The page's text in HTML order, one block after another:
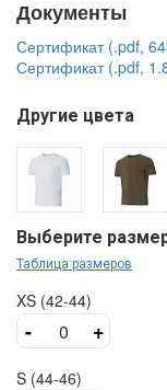
Документы
Сертификат (.pdf,
Сертификат (.pdf,
Другие цвета
Выберите
Таблица размеров
XS (42-44)
- +
S (44-46)